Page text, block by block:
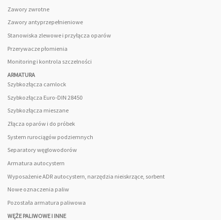
Zawory zwrotne
Zawory antyprzepełnieniowe
Stanowiska zlewowe i przyłącza oparów
Przerywacze płomienia
Monitoring i kontrola szczelności
ARMATURA
Szybkozłącza camlock
Szybkozłącza Euro-DIN 28450
Szybkozłącza mieszane
Złącza oparów i do próbek
System rurociągów podziemnych
Separatory węglowodorów
Armatura autocystern
Wyposażenie ADR autocystern, narzędzia nieiskrzące, sorbent
Nowe oznaczenia paliw
Pozostała armatura paliwowa
WĘŻE PALIWOWE I INNE